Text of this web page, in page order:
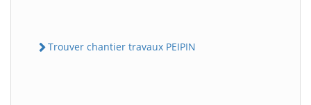
Trouver chantier travaux PEIPIN